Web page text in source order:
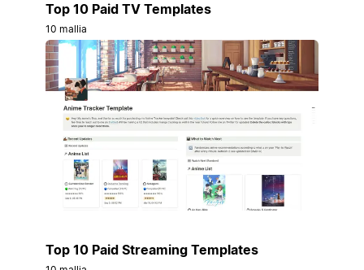
Top 10 Paid TV Templates
10 mallia
Top 10 Paid Streaming Templates